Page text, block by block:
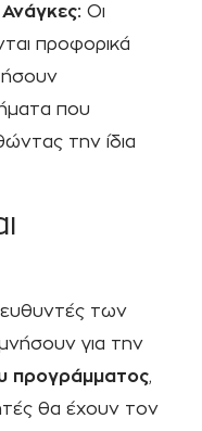
Ανάγκες: Οι
προφορικά
που
την ίδια
των
για την
προγράμματος,
θα έχουν τον